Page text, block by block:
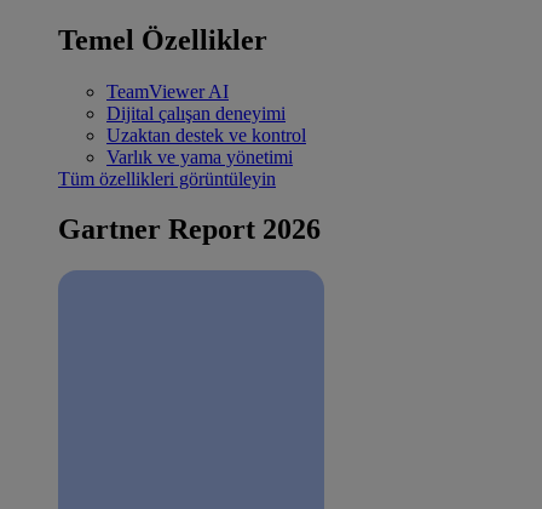
Temel Özellikler
TeamViewer AI
Dijital çalışan deneyimi
Uzaktan destek ve kontrol
Varlık ve yama yönetimi
Tüm özellikleri görüntüleyin
Gartner Report 2026